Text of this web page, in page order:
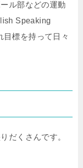
ル部などの運動
Speaking
標を持って日々
だくさんです。